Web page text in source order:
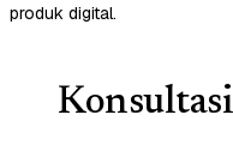
produk digital.